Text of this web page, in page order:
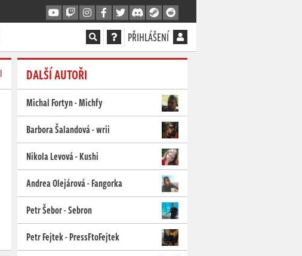
PŘIHLÁŠENÍ
DALŠÍ AUTOŘI
Michal Fortyn - Michfy
Barbora Šalandová - wrii
Nikola Levová - Kushi
Andrea Olejárová - Fangorka
Petr Šebor - Sebron
Petr Fejtek - PressFtoFejtek